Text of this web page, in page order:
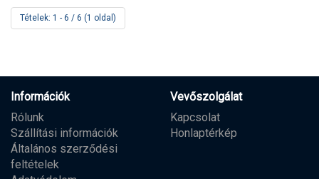
Tételek: 1 - 6 / 6 (1 oldal)
Információk
Rólunk
Szállítási információk
Általános szerződési
feltételek
Vevőszolgálat
Kapcsolat
Honlaptérkép